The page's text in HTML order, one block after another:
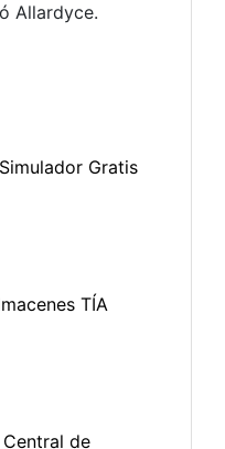
Allardyce.